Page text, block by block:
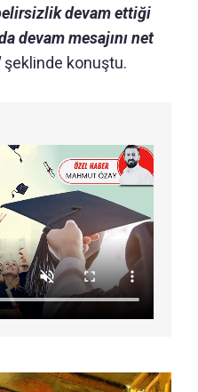
devam ettiği
devam mesajını net
şeklinde konuştu.